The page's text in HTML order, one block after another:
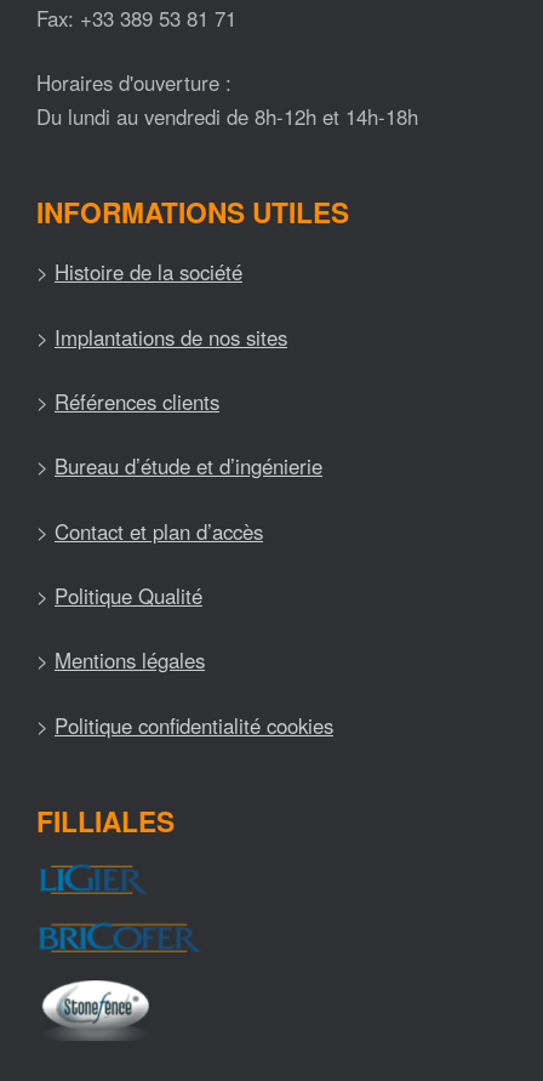
Fax: +33 389 53 81 71
Horaires d'ouverture :
Du lundi au vendredi de 8h-12h et 14h-18h
INFORMATIONS UTILES
> Histoire de la société
> Implantations de nos sites
> Références clients
> Bureau d’étude et d’ingénierie
> Contact et plan d’accès
> Politique Qualité
> Mentions légales
> Politique confidentialité cookies
FILLIALES